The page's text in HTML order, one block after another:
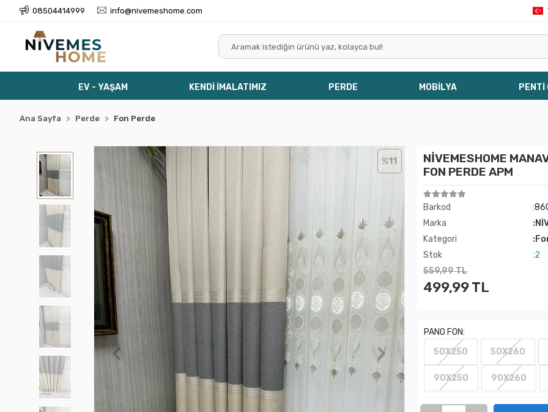
08504414999 info@nivemeshome.com
EV - YAŞAM KENDİ İMALATIMIZ PERDE MOBİLYA PENTİ
Ana Sayfa Perde Fon Perde
%11
NİVEMESHOME
FON PERDE APM
Barkod
Marka
Kategori
Stok
:2
559,99 TL
499,99 TL
PANO FON:
50X250
50X260
90X250 90X260